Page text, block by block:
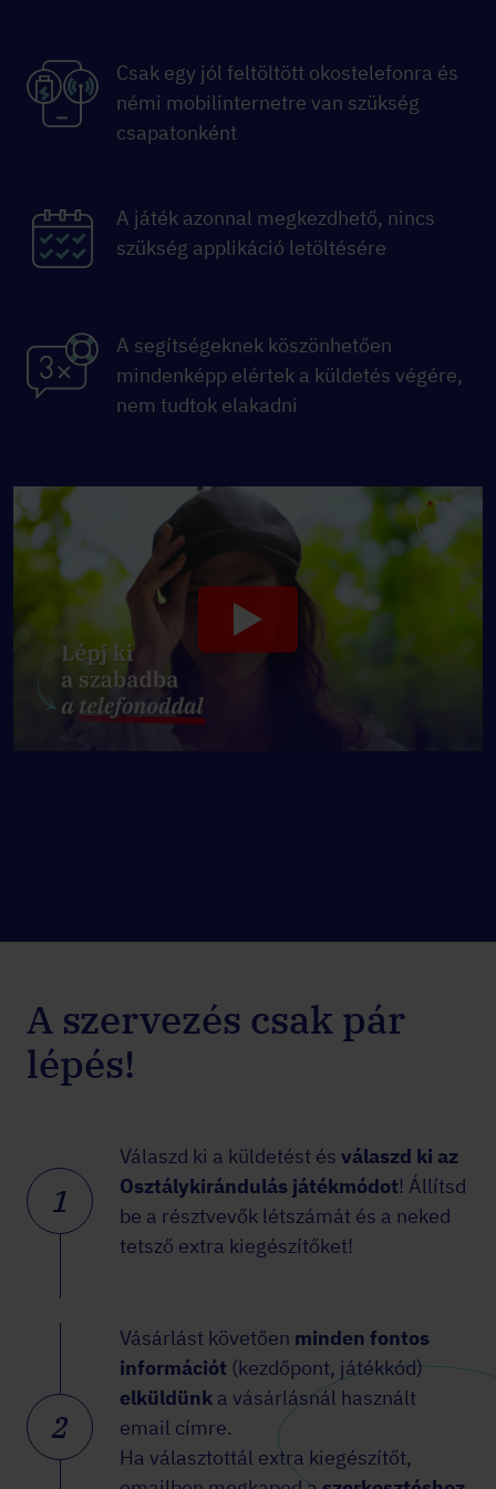
Csak egy jól feltöltött okostelefonra és
némi mobilinternetre van szükség
csapatonként
A játék azonnal megkezdhető, nincs
szükség applikáció letöltésére
A segítségeknek köszönhetően
mindenképp elértek a küldetés végére,
nem tudtok elakadni
A szervezés csak pár
lépés!
1
Válaszd ki a küldetést és válaszd ki az
Osztálykirándulás játékmódot! Állítsd
be a résztvevők létszámát és a neked
tetsző extra kiegészítőket!
2
Vásárlást követően minden fontos
információt (kezdőpont, játékkód)
elküldünk a vásárlásnál használt
email címre.
Ha választottál extra kiegészítőt,